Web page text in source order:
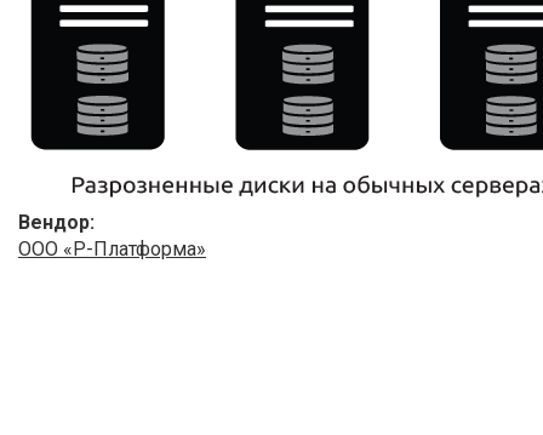
Вендор:
ООО «Р-Платформа»